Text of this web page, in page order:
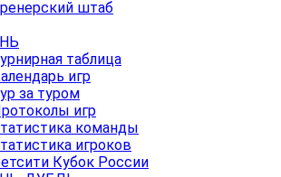
штаб
таблица
игр
за туром
игр
команды
игроков
Кубок России